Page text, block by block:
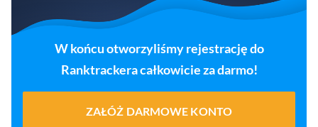
W końcu otworzyliśmy rejestrację do
Ranktrackera całkowicie za darmo!
ZAŁÓŻ DARMOWE KONTO